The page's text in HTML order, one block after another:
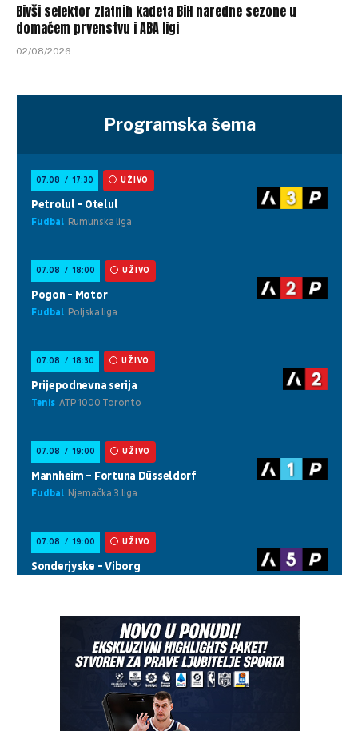
Bivši selektor zlatnih kadeta BiH naredne sezone u
domaćem prvenstvu i ABA ligi
02/08/2026
Programska šema